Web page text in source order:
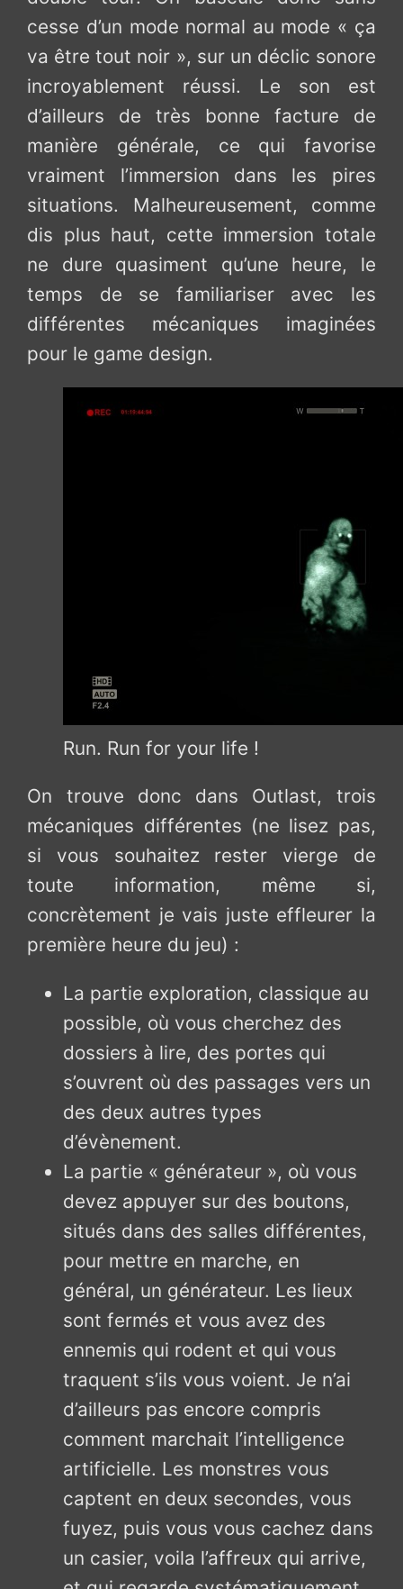
cesse d’un mode normal au mode « ça
va être tout noir », sur un déclic sonore
incroyablement réussi. Le son est
d’ailleurs de très bonne facture de
manière générale, ce qui favorise
vraiment l’immersion dans les pires
situations. Malheureusement, comme
dis plus haut, cette immersion totale
ne dure quasiment qu’une heure, le
temps de se familiariser avec les
différentes mécaniques imaginées
pour le game design.
Run. Run for your life !
On trouve donc dans Outlast, trois
mécaniques différentes (ne lisez pas,
si vous souhaitez rester vierge de
toute information, même si,
concrètement je vais juste effleurer la
première heure du jeu) :
La partie exploration, classique au
possible, où vous cherchez des
dossiers à lire, des portes qui
s’ouvrent où des passages vers un
des deux autres types
d’évènement.
La partie « générateur », où vous
devez appuyer sur des boutons,
situés dans des salles différentes,
pour mettre en marche, en
général, un générateur. Les lieux
sont fermés et vous avez des
ennemis qui rodent et qui vous
traquent s’ils vous voient. Je n’ai
d’ailleurs pas encore compris
comment marchait l’intelligence
artificielle. Les monstres vous
captent en deux secondes, vous
fuyez, puis vous vous cachez dans
un casier, voila l’affreux qui arrive,